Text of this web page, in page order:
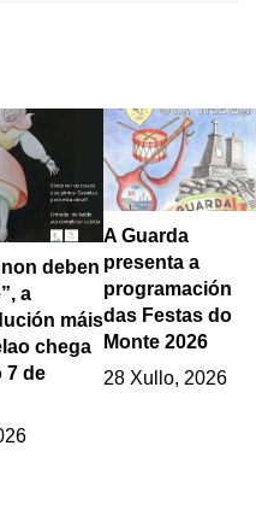
deben
a
máis
chega
7 de
A Guarda
presenta a
programación
das Festas do
Monte 2026
28 Xullo, 2026